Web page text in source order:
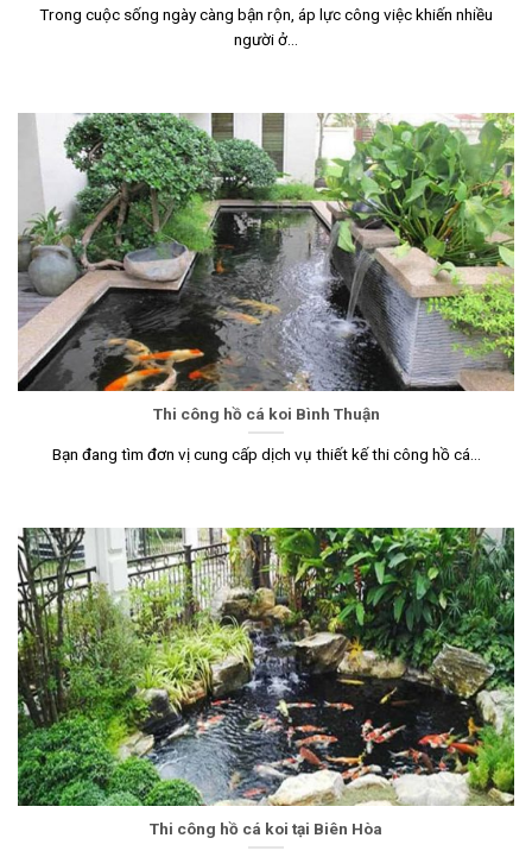
Trong cuộc sống ngày càng bận rộn, áp lực công việc khiến nhiều
người ở...
Thi công hồ cá koi Bình Thuận
Bạn đang tìm đơn vị cung cấp dịch vụ thiết kế thi công hồ cá...
Thi công hồ cá koi tại Biên Hòa